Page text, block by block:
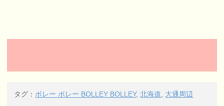
タグ： ボレー ボレー BOLLEY BOLLEY,北海道 大通周辺